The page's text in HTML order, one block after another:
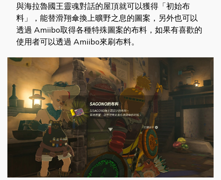
與海拉魯國王靈魂對話的屋頂就可以獲得「初始布
料」，能替滑翔傘換上曠野之息的圖案，另外也可以
透過 Amiibo取得各種特殊圖案的布料，如果有喜歡的
使用者可以透過 Amiibo來刷布料。